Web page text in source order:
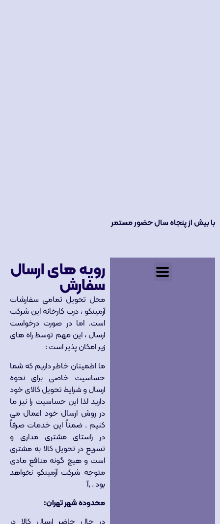
با بیش از پنجاه سال حضور مستمر
رویه های ارسال
سفارش
محل تحویل تمامی سفارشات
آرمینکو ، درب کارخانه این شرکت
است. اما در صورت درخواست
ارسال ، این مهم توسط راه های
زیر امکان پذیر است :
ما اطمینان خاطر داریم که شما
حساسیت خاصی برای نحوه
ارسال و شرایط تحویل کالای خود
دارید لذا این حساسیت را نیز ما
در روش ارسال خود اعمال می
کنیم . ضمناً این خدمات صرفاً
در راستای مشتری مداری و
تسریع در تحویل کالا به مشتری
است و هیچ گونه منافع مادی
متوجه شرکت آرمینکو نخواهد
بود . ,آ
محدوده شهر تهران: